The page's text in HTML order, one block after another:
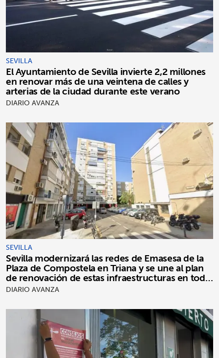
SEVILLA
El Ayuntamiento de Sevilla invierte 2,2 millones
en renovar más de una veintena de calles y
arterias de la ciudad durante este verano
DIARIO AVANZA
SEVILLA
Sevilla modernizará las redes de Emasesa de la
Plaza de Compostela en Triana y se une al plan
de renovación de estas infraestructuras en toda
la ciudad
DIARIO AVANZA